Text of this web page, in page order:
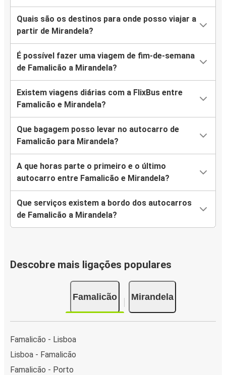
Quais são os destinos para onde posso viajar a
partir de Mirandela?
É possível fazer uma viagem de fim-de-semana
de Famalicão a Mirandela?
Existem viagens diárias com a FlixBus entre
Famalicão e Mirandela?
Que bagagem posso levar no autocarro de
Famalicão para Mirandela?
A que horas parte o primeiro e o último
autocarro entre Famalicão e Mirandela?
Que serviços existem a bordo dos autocarros
de Famalicão a Mirandela?
Descobre mais ligações populares
Famalicão Mirandela
Famalicão - Lisboa
Lisboa - Famalicão
Famalicão - Porto